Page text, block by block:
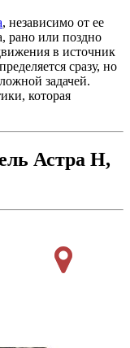
, независимо от ее
рано или поздно
в источник
сразу, но
задачей.
которая
Астра H,